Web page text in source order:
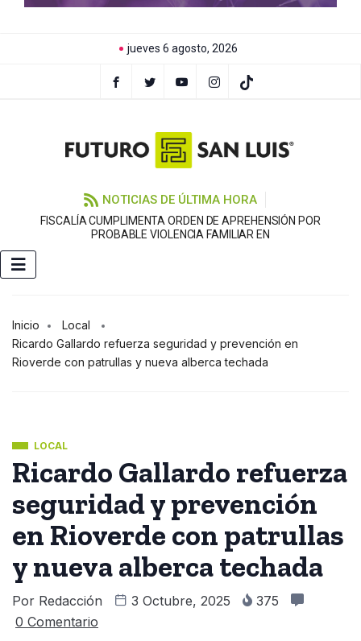
jueves 6 agosto, 2026
NOTICIAS DE ÚLTIMA HORA
FISCALÍA CUMPLIMENTA ORDEN DE APREHENSIÓN POR
PROBABLE VIOLENCIA FAMILIAR EN
Inicio
Local
Ricardo Gallardo refuerza seguridad y prevención en
Rioverde con patrullas y nueva alberca techada
LOCAL
Ricardo Gallardo refuerza
seguridad y prevención
en Rioverde con patrullas
y nueva alberca techada
Por Redacción 3 Octubre, 2025
375
0 Comentario